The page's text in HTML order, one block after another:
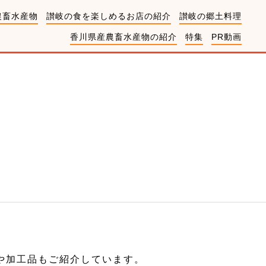
水産物 讃岐の食を楽しめるお店の紹介 讃岐の郷土料理
香川県産農畜水産物の紹介 特集 PR動画
工品もご紹介しています。